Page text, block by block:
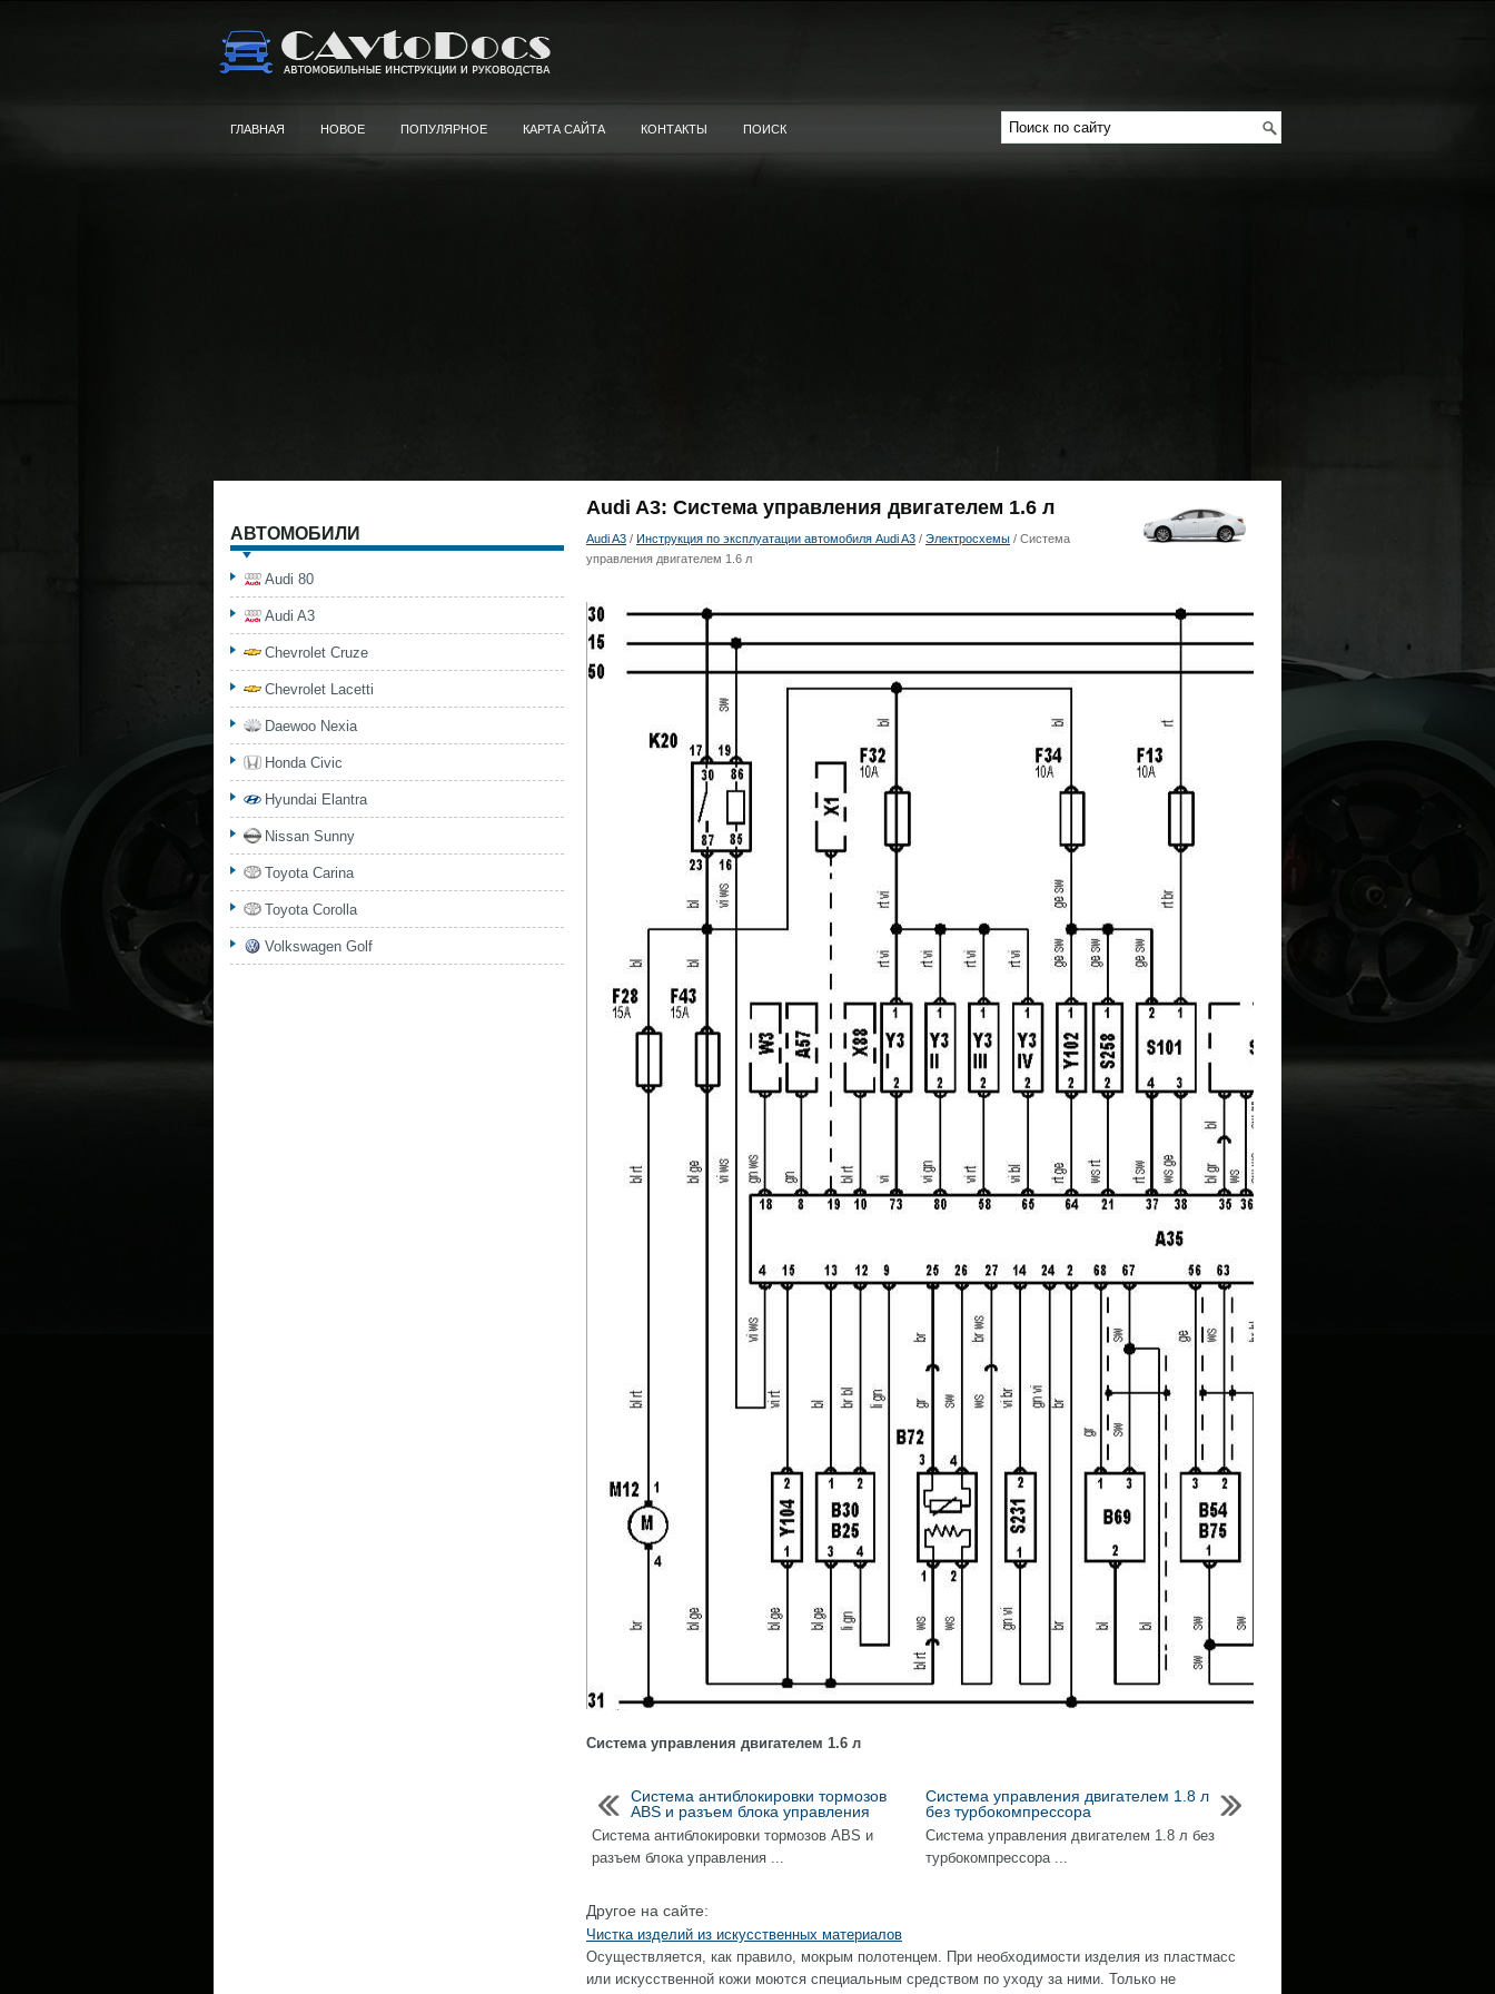
ГЛАВНАЯ НОВОЕ ПОПУЛЯРНОЕ КАРТА САЙТА КОНТАКТЫ ПОИСК
Audi A3: Система управления двигателем 1.6 л
Audi A3 / Инструкция по эксплуатации автомобиля Audi A3 / Электросхемы / Система
управления двигателем 1.6 л
Система управления двигателем 1.6 л
Система антиблокировки тормозов
ABS и разъем блока управления
Система антиблокировки тормозов ABS и
разъем блока управления ...
Система управления двигателем 1.8 л
без турбокомпрессора
Система управления двигателем 1.8 л без
турбокомпрессора ...
Другое на сайте:
Чистка изделий из искусственных материалов
Осуществляется, как правило, мокрым полотенцем. При необходимости изделия из пластмасс
или искусственной кожи моются специальным средством по уходу за ними. Только не
АВТОМОБИЛИ
Audi 80
Audi A3
Chevrolet Cruze
Chevrolet Lacetti
Daewoo Nexia
Honda Civic
Hyundai Elantra
Nissan Sunny
Toyota Carina
Toyota Corolla
Volkswagen Golf